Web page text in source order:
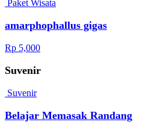
Paket Wisata
amarphophallus gigas
Rp 5,000
Suvenir
Suvenir
Belajar Memasak Randang